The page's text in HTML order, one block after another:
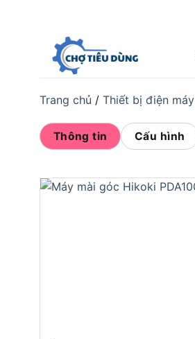
Trang chủ / Thiết bị điện máy
Thông tin Cấu hình